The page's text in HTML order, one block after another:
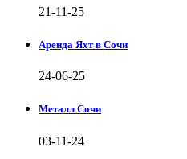
21-11-25
Аренда Яхт в Сочи
24-06-25
Металл Сочи
03-11-24